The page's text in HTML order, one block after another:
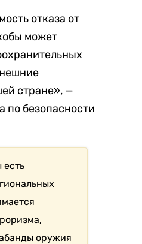
отказа от
может
стране», —
по безопасности
есть
оружия